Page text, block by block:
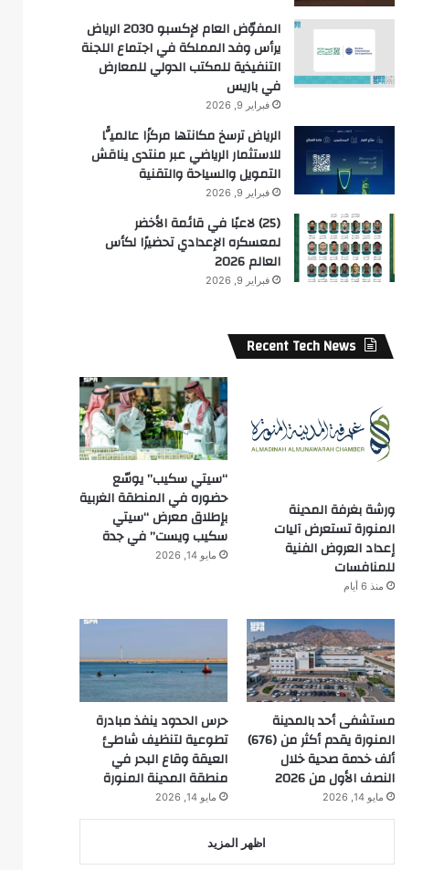
المفوّض العام لإكسبو 2030 الرياض
يرأس وفد المملكة في اجتماع اللجنة
التنفيذية للمكتب الدولي للمعارض
في باريس
فبراير 9, 2026
الرياض ترسخ مكانتها مركزًا عالميًّا
للاستثمار الرياضي عبر منتدى يناقش
التمويل والسياحة والتقنية
فبراير 9, 2026
(25) لاعبًا في قائمة الأخضر
لمعسكره الإعدادي تحضيرًا لكأس
العالم 2026
فبراير 9, 2026
Recent Tech News
ورشة بغرفة المدينة
المنورة تستعرض آليات
إعداد العروض الفنية
للمنافسات
منذ 6 أيام
“سيتي سكيب” يوسّع
حضوره في المنطقة الغربية
بإطلاق معرض “سيتي
سكيب ويست” في جدة
مايو 14, 2026
مستشفى أحد بالمدينة
المنورة يقدم أكثر من (676)
ألف خدمة صحية خلال
النصف الأول من 2026
مايو 14, 2026
حرس الحدود ينفذ مبادرة
تطوعية لتنظيف شاطئ
العيقة وقاع البحر في
منطقة المدينة المنورة
مايو 14, 2026
اظهر المزيد